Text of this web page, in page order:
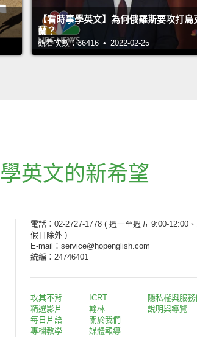
【看時事學英文】為何俄羅斯要攻打烏
蘭？
觀看次數：36416 • 2022-02-25
學英文的新希望
電話：02-2727-1778 ( 週一至週五 9:00-12:00
假日除外 )
E-mail：service@hopenglish.com
統編：24746401
攻其不背
精選影片
每日片語
專欄教學
ICRT
翰林
關於我們
媒體報導
隱私權與服務
說明與導覽